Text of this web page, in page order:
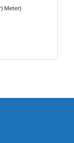
Meter)